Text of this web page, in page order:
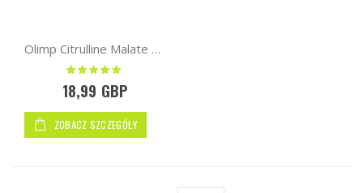
Olimp Citrulline Malate 200g | 22 serv.
Ocena:
100%
18,99 GBP
ZOBACZ SZCZEGÓŁY